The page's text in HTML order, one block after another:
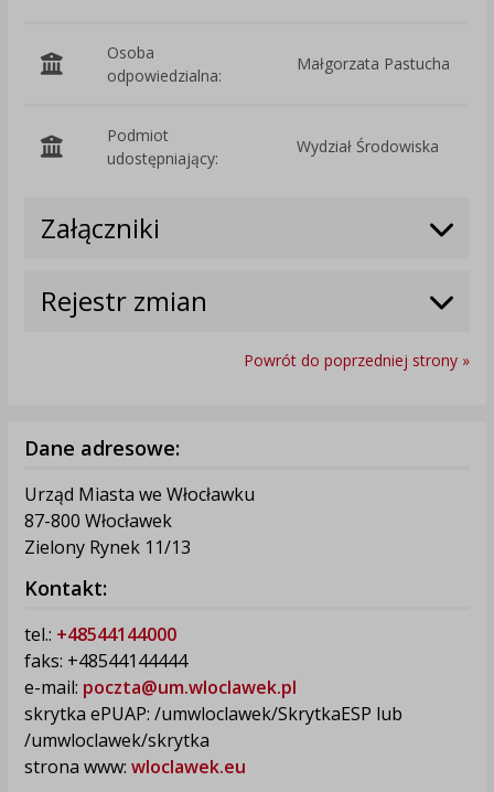
Osoba
odpowiedzialna:
Małgorzata Pastucha
Podmiot
udostępniający:
Wydział Środowiska
Załączniki
Rejestr zmian
Powrót do poprzedniej strony »
Dane adresowe:
Urząd Miasta we Włocławku
87-800 Włocławek
Zielony Rynek 11/13
Kontakt:
tel.: +48544144000
faks: +48544144444
e-mail: poczta@um.wloclawek.pl
skrytka ePUAP: /umwloclawek/SkrytkaESP lub
/umwloclawek/skrytka
strona www: wloclawek.eu